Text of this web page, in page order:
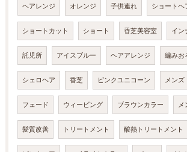
ヘアレンジ オレンジ 子供連れ ショートヘ
ショートカット ショート 香芝美容室 イン
託児所 アイスブルー ヘアアレンジ 編みお
シェロヘア 香芝 ピンクユニコーン メンズ
フェード ウィービング ブラウンカラー メ
髪質改善 トリートメント 酸熱トリートメント